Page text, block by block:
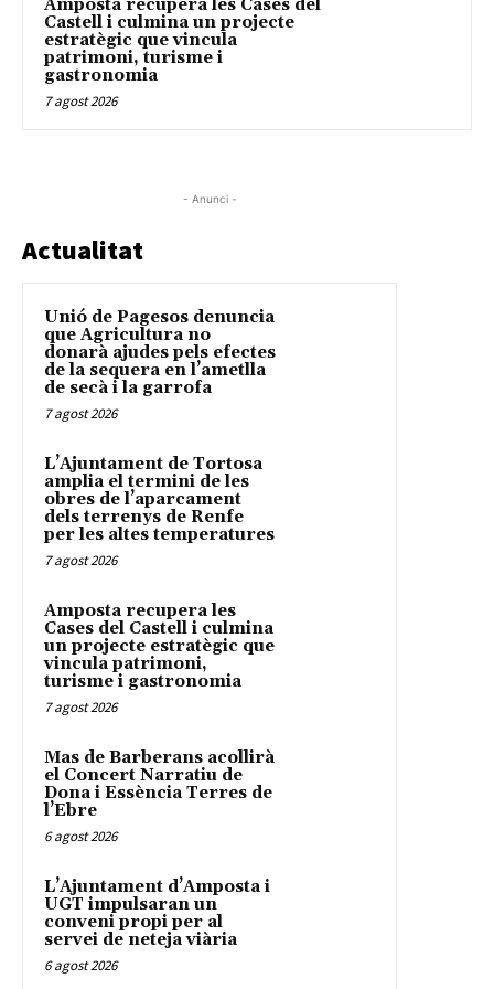
Amposta recupera les Cases del
Castell i culmina un projecte
estratègic que vincula
patrimoni, turisme i
gastronomia
7 agost 2026
- Anunci -
Actualitat
Unió de Pagesos denuncia
que Agricultura no
donarà ajudes pels efectes
de la sequera en l’ametlla
de secà i la garrofa
7 agost 2026
L’Ajuntament de Tortosa
amplia el termini de les
obres de l’aparcament
dels terrenys de Renfe
per les altes temperatures
7 agost 2026
Amposta recupera les
Cases del Castell i culmina
un projecte estratègic que
vincula patrimoni,
turisme i gastronomia
7 agost 2026
Mas de Barberans acollirà
el Concert Narratiu de
Dona i Essència Terres de
l’Ebre
6 agost 2026
L’Ajuntament d’Amposta i
UGT impulsaran un
conveni propi per al
servei de neteja viària
6 agost 2026